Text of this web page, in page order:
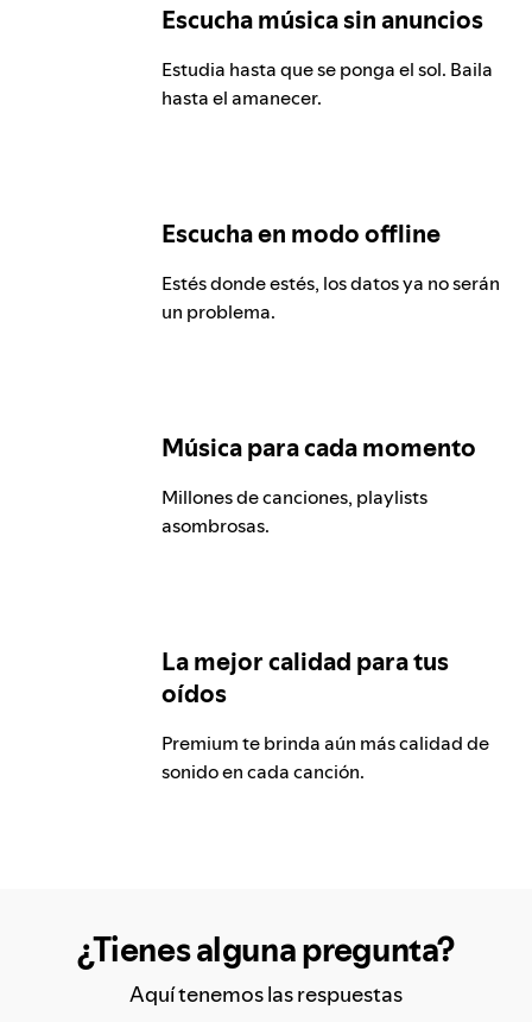
Escucha música sin anuncios
Estudia hasta que se ponga el sol. Baila
hasta el amanecer.
Escucha en modo offline
Estés donde estés, los datos ya no serán
un problema.
Música para cada momento
Millones de canciones, playlists
asombrosas.
La mejor calidad para tus
oídos
Premium te brinda aún más calidad de
sonido en cada canción.
¿Tienes alguna pregunta?
Aquí tenemos las respuestas